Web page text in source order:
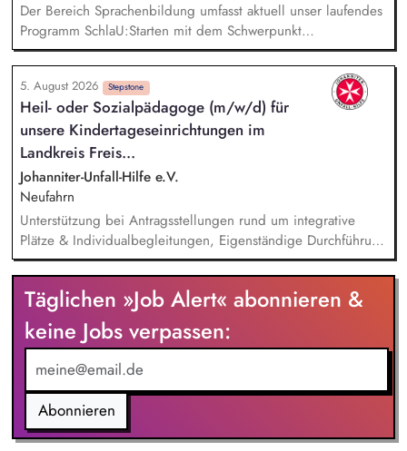
Der Bereich Sprachenbildung umfasst aktuell unser laufendes
Programm SchlaU:Starten mit dem Schwerpunkt
"Alphabetisierung in DaZ für die Grundschule" sowie
zukünftig weitere auf Unterrichtsmaterial bezogene Projekte
mit den Schwerpunkten sprachensensibles und
rassismuskritisches Deutschlernen von der Grundschule bis in
die Berufliche Bildung. Der Bereich Sprachenbildung
entwickelt in seinen Projekten dazu zielgruppengerechte und
innovative Unterrichtsmaterialien und begleitet pädagogische
Fachkräfte mit daran angeschlossenen
Weiterbildungsangeboten online wie offline.
5. August 2026 Stepstone
Heil- oder Sozialpädagoge (m/w/d) für
unsere Kindertageseinrichtungen im
Landkreis Freis...
Johanniter-Unfall-Hilfe e.V.
Neufahrn
Unterstützung bei Antragsstellungen rund um integrative
Plätze & Individualbegleitungen, Eigenständige Durchführung
von Fachdienststunden zur gezielten Förderung einzelner
Kinder, Mitarbeit beim Aufbau eines mobilen Fachdienstes,
Fachliche Beratung und Unterstützung unserer
Kindertageseinrichtungen in allen Fragen der Integration und
Inklusion, Arbeit im 2er-Team: Sie werden von einer
erfahrenen Kollegin umfassend eingearbeitet, Einsatz in
Freising, Neufahrn, Allershausen, Dietersheim und Eching
Täglichen »Job Alert« abonnieren &
keine Jobs verpassen:
Abonnieren